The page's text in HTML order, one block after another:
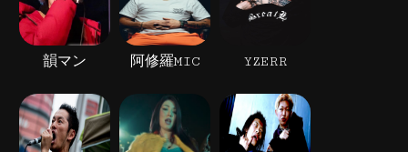
韻マン 阿修羅MIC YZERR